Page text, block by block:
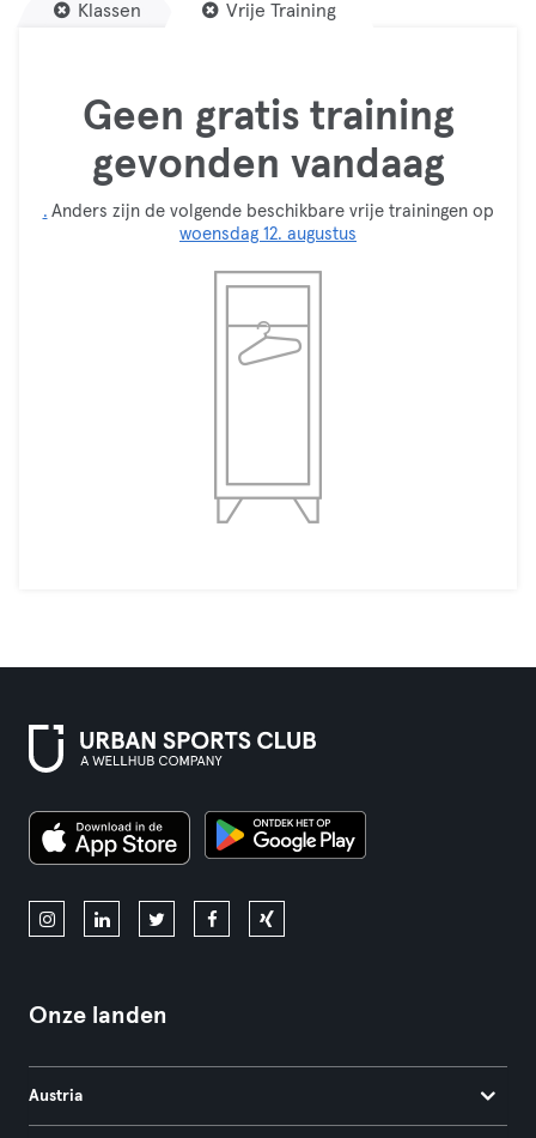
Klassen Vrije Training
Geen gratis training
gevonden vandaag
. Anders zijn de volgende beschikbare vrije trainingen op
woensdag 12. augustus
Onze landen
Austria